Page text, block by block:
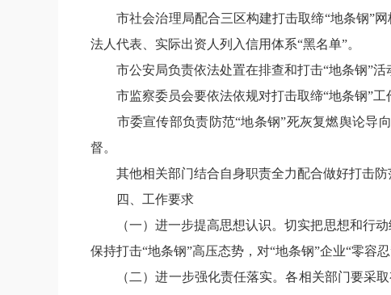
市社会治理局配合三区构建打击取缔“地条钢”网
法人代表、实际出资人列入信用体系“黑名单”。
市公安局负责依法处置在排查和打击“地条钢”活
市监察委员会要依法依规对打击取缔“地条钢”工
市委宣传部负责防范“地条钢”死灰复燃舆论导
督。
其他相关部门结合自身职责全力配合做好打击防
四、工作要求
（一）进一步提高思想认识。切实把思想和行
保持打击“地条钢”高压态势，对“地条钢”企业“零容忍
（二）进一步强化责任落实。各相关部门要采